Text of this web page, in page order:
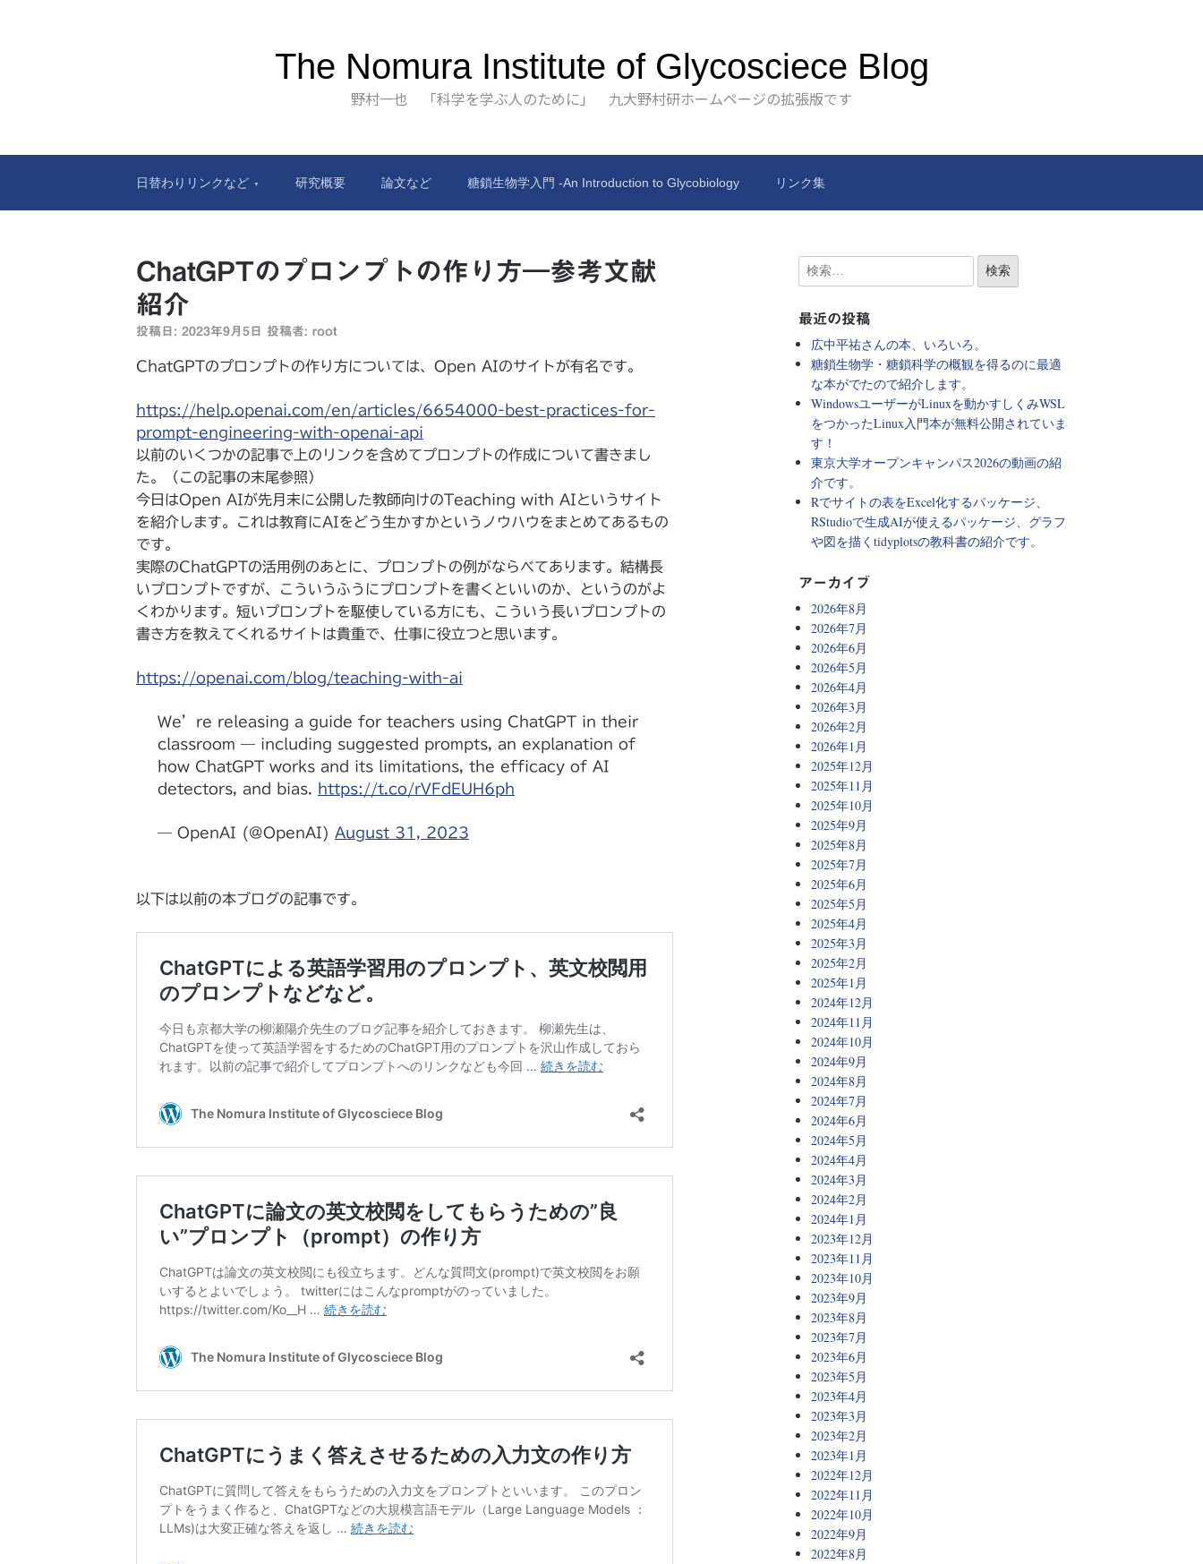
The Nomura Institute of Glycosciece Blog
野村一也 「科学を学ぶ人のために」 九大野村研ホームページの拡張版です
日替わりリンクなど 研究概要 論文など 糖鎖生物学入門 -An Introduction to Glycobiology リンク集
ChatGPTのプロンプトの作り方―参考文献
紹介
投稿日: 2023年9月5日 投稿者: root
ChatGPTのプロンプトの作り方については、Open AIのサイトが有名です。
https://help.openai.com/en/articles/6654000-best-practices-for-
prompt-engineering-with-openai-api
以前のいくつかの記事で上のリンクを含めてプロンプトの作成について書きまし
た。（この記事の末尾参照）
今日はOpen AIが先月末に公開した教師向けのTeaching with AIというサイト
を紹介します。これは教育にAIをどう生かすかというノウハウをまとめてあるもの
です。
実際のChatGPTの活用例のあとに、プロンプトの例がならべてあります。結構長
いプロンプトですが、こういうふうにプロンプトを書くといいのか、というのがよ
くわかります。短いプロンプトを駆使している方にも、こういう長いプロンプトの
書き方を教えてくれるサイトは貴重で、仕事に役立つと思います。
https://openai.com/blog/teaching-with-ai
We’re releasing a guide for teachers using ChatGPT in their
classroom — including suggested prompts, an explanation of
how ChatGPT works and its limitations, the efficacy of AI
detectors, and bias.
https://t.co/rVFdEUH6ph
— OpenAI (@OpenAI) August 31, 2023
以下は以前の本ブログの記事です。
最近の投稿
広中平祐さんの本、いろいろ。
糖鎖生物学・糖鎖科学の概観を得るのに最適
な本がでたので紹介します。
WindowsユーザーがLinuxを動かすしくみWSL
をつかったLinux入門本が無料公開されていま
す！
東京大学オープンキャンパス2026の動画の紹
介です。
Rでサイトの表をExcel化するパッケージ、
RStudioで生成AIが使えるパッケージ、グラフ
や図を描くtidyplotsの教科書の紹介です。
アーカイブ
2026年8月
2026年7月
2026年6月
2026年5月
2026年4月
2026年3月
2026年2月
2026年1月
2025年12月
2025年11月
2025年10月
2025年9月
2025年8月
2025年7月
2025年6月
2025年5月
2025年4月
2025年3月
2025年2月
2025年1月
2024年12月
2024年11月
2024年10月
2024年9月
2024年8月
2024年7月
2024年6月
2024年5月
2024年4月
2024年3月
2024年2月
2024年1月
2023年12月
2023年11月
2023年10月
2023年9月
2023年8月
2023年7月
2023年6月
2023年5月
2023年4月
2023年3月
2023年2月
2023年1月
2022年12月
2022年11月
2022年10月
2022年9月
2022年8月